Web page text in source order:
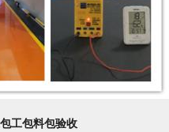
工包料包验收